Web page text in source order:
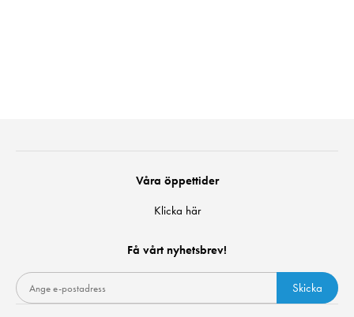
Våra öppettider
Klicka här
Få vårt nyhetsbrev!
Skicka